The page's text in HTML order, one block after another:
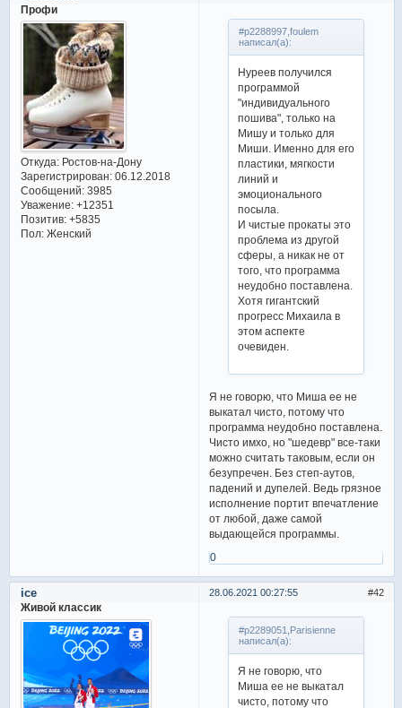
Профи
Откуда:Ростов-на-Дону
Зарегистрирован: 06.12.2018
Сообщений:3985
Уважение: +12351
Позитив: +5835
Пол:Женский
#p2288997,foulem
написал(а):
Нуреев получился
программой
"индивидуального
пошива", только на
Мишу и только для
Миши. Именно для его
пластики, мягкости
линий и
эмоционального
посыла.
И чистые прокаты это
проблема из другой
сферы, а никак не от
того, что программа
неудобно поставлена.
Хотя гигантский
прогресс Михаила в
этом аспекте
очевиден.
Я не говорю, что Миша ее не
выкатал чисто, потому что
программа неудобно поставлена.
Чисто имхо, но "шедевр" все-таки
можно считать таковым, если он
безупречен. Без степ-аутов,
падений и дупелей. Ведь грязное
исполнение портит впечатление
от любой, даже самой
выдающейся программы.
0
42
28.06.2021 00:27:55
ice
Живой классик
#p2289051,Parisienne
написал(а):
Я не говорю, что
Миша ее не выкатал
чисто, потому что